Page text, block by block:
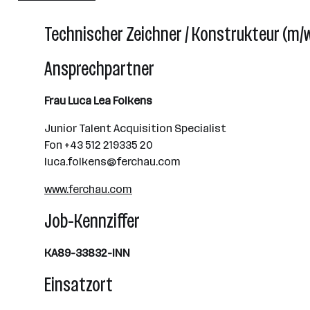
Technischer Zeichner / Konstrukteur (m/
Ansprechpartner
Frau Luca Lea Folkens
Junior Talent Acquisition Specialist
Fon +43 512 219335 20
luca.folkens@ferchau.com
www.ferchau.com
Job-Kennziffer
KA89-33832-INN
Einsatzort